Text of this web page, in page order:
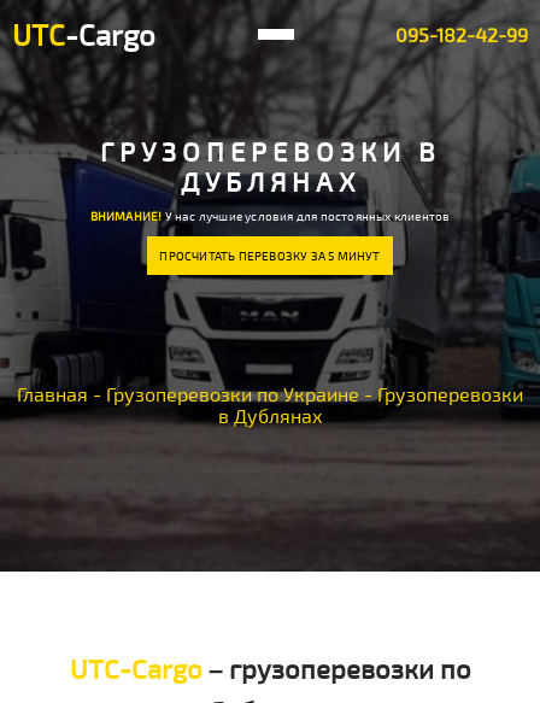
UTC-Cargo 095-182-42-99
ГРУЗОПЕРЕВОЗКИ В
ДУБЛЯНАХ
ВНИМАНИЕ!У нас лучшие условия для постоянных клиентов
ПРОСЧИТАТЬ ПЕРЕВОЗКУ ЗА 5 МИНУТ
Главная - Грузоперевозки по Украине -Грузоперевозки
в Дублянах
UTC-Cargo– грузоперевозки по